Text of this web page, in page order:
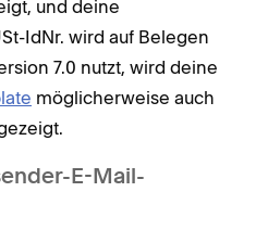
und deine
IdNr. wird auf Belegen
7.0 nutzt, wird deine
möglicherweise auch
E-Mail-